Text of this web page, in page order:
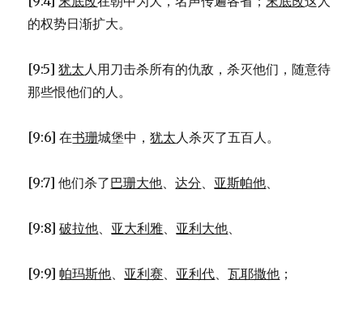
的权势日渐扩大。
[9:5]犹太人用刀击杀所有的仇敌，杀灭他们，随意待
那些恨他们的人。
[9:6] 在书珊城堡中，犹太人杀灭了五百人。
[9:7] 他们杀了巴珊大他、达分、 亚斯帕他、
[9:8]破拉他、 亚大利雅、 亚利大他、
[9:9]帕玛斯他、 亚利赛、 亚利代、瓦耶撒他 ；